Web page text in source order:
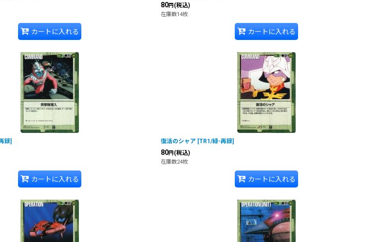
カートに入れる
80円 (税込)
在庫数14枚
カートに入れる
録]
カートに入れる
復活のシャア [TR1/緑-再録]
80円 (税込)
在庫数24枚
カートに入れる